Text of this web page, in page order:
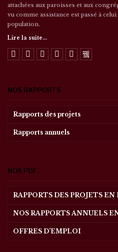
attachées aux paroisses et aux
vu comme assistance est passé à
population.
Lire la suite...
NOS RAPPORTS
Rapports des projets
Rapports annuels
NOS PDF
RAPPORTS DES PROJETS EN
NOS RAPPORTS ANNUELS
OFFRES D’EMPLOI